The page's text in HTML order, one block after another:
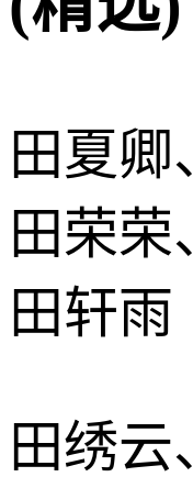
田夏卿
田荣荣
田轩雨
田绣云